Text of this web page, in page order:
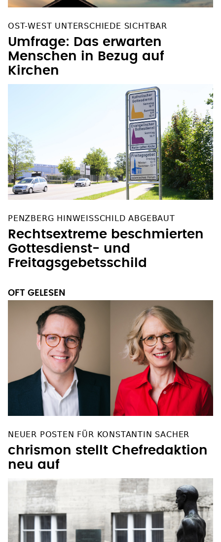
OST-WEST UNTERSCHIEDE SICHTBAR
Umfrage: Das erwarten
Menschen in Bezug auf
Kirchen
PENZBERG HINWEISSCHILD ABGEBAUT
Rechtsextreme beschmierten
Gottesdienst- und
Freitagsgebetsschild
OFT GELESEN
NEUER POSTEN FÜR KONSTANTIN SACHER
chrismon stellt Chefredaktion
neu auf